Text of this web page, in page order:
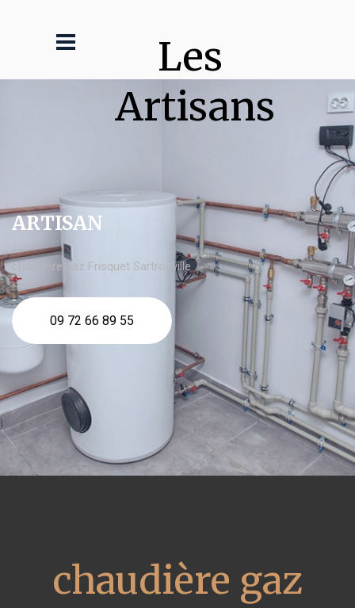
Les
Artisans
ARTISAN
chaudière gaz Frisquet Sartrouville
09 72 66 89 55
chaudière gaz